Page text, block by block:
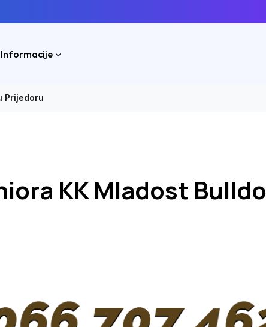
Informacije
Prijedoru
KK Mladost